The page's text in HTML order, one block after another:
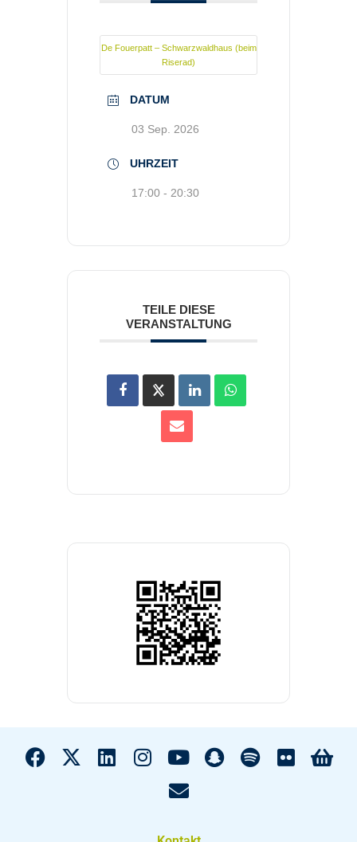
De Fouerpatt – Schwarzwaldhaus (beim
Riserad)
DATUM
03 Sep. 2026
UHRZEIT
17:00 - 20:30
TEILE DIESE
VERANSTALTUNG